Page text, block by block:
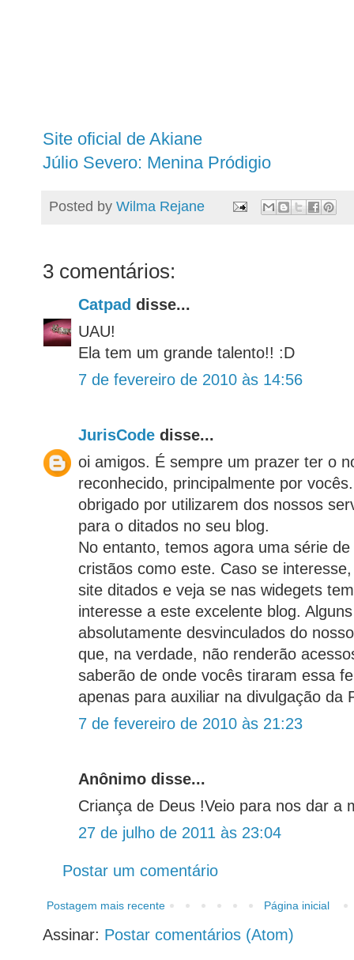
Site oficial de Akiane
Júlio Severo: Menina Pródigio
Posted by Wilma Rejane
3 comentários:
Catpad disse...
UAU!
Ela tem um grande talento!! :D
7 de fevereiro de 2010 às 14:56
JurisCode disse...
oi amigos. É sempre um prazer ter o
reconhecido, principalmente por vocês.
obrigado por utilizarem dos nossos
para o ditados no seu blog.
No entanto, temos agora uma série
cristãos como este. Caso se
site ditados e veja se nas widegets
interesse a este excelente blog.
absolutamente desvinculados do
que, na verdade, não renderão
saberão de onde vocês tiraram essa
apenas para auxiliar na divulgação da
7 de fevereiro de 2010 às 21:23
Anônimo disse...
Criança de Deus !Veio para nos dar a
27 de julho de 2011 às 23:04
Postar um comentário
Postagem mais recente Página inicial
Assinar: Postar comentários (Atom)